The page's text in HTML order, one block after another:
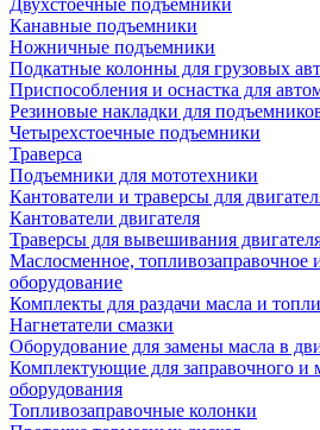
Двухстоечные подъемники
Канавные подъемники
Ножничные подъемники
Подкатные колонны для грузовых
Приспособления и оснастка для
Резиновые накладки для
Четырехстоечные подъемники
Траверса
Подъемники для мототехники
Кантователи и траверсы для
Кантователи двигателя
Траверсы для вывешивания
Маслосменное, топливозаправочное
оборудование
Комплекты для раздачи масла и
Нагнетатели смазки
Оборудование для замены масла в
Комплектующие для заправочного и
оборудования
Топливозаправочные колонки